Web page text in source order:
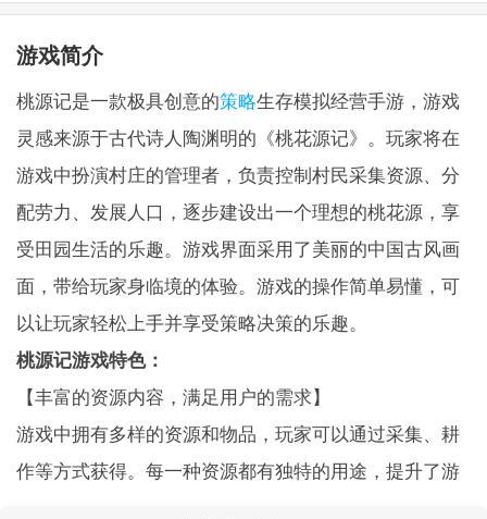
游戏简介
桃源记是一款极具创意的策略生存模拟经营手游，游戏
灵感来源于古代诗人陶渊明的《桃花源记》。玩家将在
游戏中扮演村庄的管理者，负责控制村民采集资源、分
配劳力、发展人口，逐步建设出一个理想的桃花源，享
受田园生活的乐趣。游戏界面采用了美丽的中国古风画
面，带给玩家身临境的体验。游戏的操作简单易懂，可
以让玩家轻松上手并享受策略决策的乐趣。
桃源记游戏特色：
【丰富的资源内容，满足用户的需求】
游戏中拥有多样的资源和物品，玩家可以通过采集、耕
作等方式获得。每一种资源都有独特的用途，提升了游